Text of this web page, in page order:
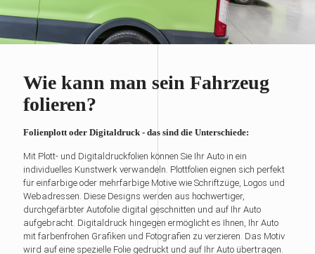
Wie kann man sein Fahrzeug
folieren?
Folienplott oder Digitaldruck - das sind die Unterschiede:
Mit Plott- und Digitaldruckfolien können Sie Ihr Auto in ein
individuelles Kunstwerk verwandeln. Plottfolien eignen sich perfekt
für einfarbige oder mehrfarbige Motive wie Schriftzüge, Logos und
Webadressen. Diese Designs werden aus hochwertiger,
durchgefärbter Autofolie digital geschnitten und auf Ihr Auto
aufgebracht. Digitaldruck hingegen ermöglicht es Ihnen, Ihr Auto
mit farbenfrohen Grafiken und Fotografien zu verzieren. Das Motiv
wird auf eine spezielle Folie gedruckt und auf Ihr Auto übertragen.